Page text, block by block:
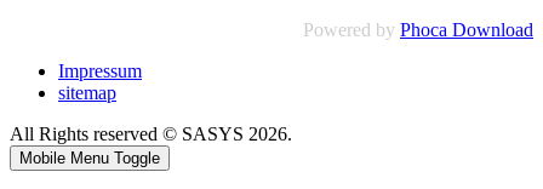
Powered by Phoca Download
Impressum
sitemap
All Rights reserved © SASYS 2026.
Mobile Menu Toggle